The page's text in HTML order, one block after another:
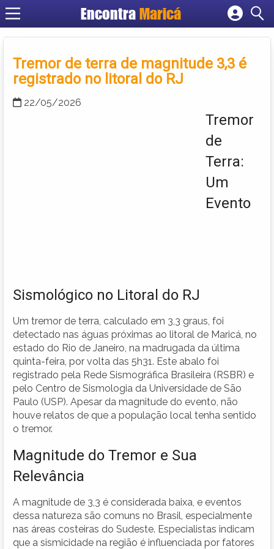
EncontraMaricá
Cadastrar empresa
Criar conta
Tremor de terra de magnitude 3,3 é
registrado no litoral do RJ
22/05/2026
Tremor
de
Terra:
Um
Evento
Sismológico no Litoral do RJ
Um tremor de terra, calculado em 3,3 graus, foi
detectado nas águas próximas ao litoral de Maricá, no
estado do Rio de Janeiro, na madrugada da última
quinta-feira, por volta das 5h31. Este abalo foi
registrado pela Rede Sismográfica Brasileira (RSBR) e
pelo Centro de Sismologia da Universidade de São
Paulo (USP). Apesar da magnitude do evento, não
houve relatos de que a população local tenha sentido
o tremor.
Magnitude do Tremor e Sua
Relevância
A magnitude de 3,3 é considerada baixa, e eventos
dessa natureza são comuns no Brasil, especialmente
nas áreas costeiras do Sudeste. Especialistas indicam
que a sismicidade na região é influenciada por fatores